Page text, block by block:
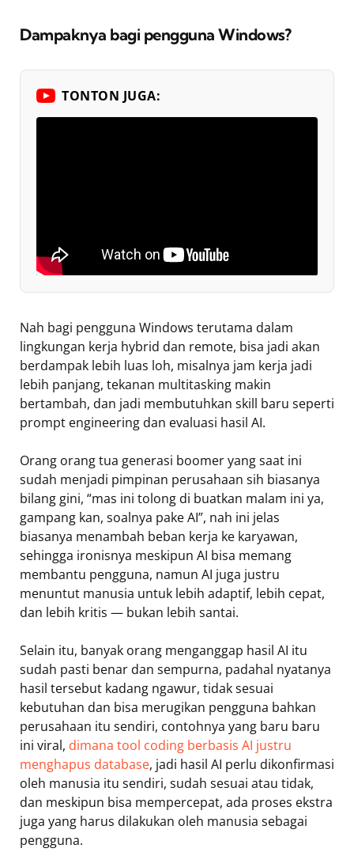
Dampaknya bagi pengguna Windows?
TONTON JUGA:
Nah bagi pengguna Windows terutama dalam
lingkungan kerja hybrid dan remote, bisa jadi akan
berdampak lebih luas loh, misalnya jam kerja jadi
lebih panjang, tekanan multitasking makin
bertambah, dan jadi membutuhkan skill baru seperti
prompt engineering dan evaluasi hasil AI.
Orang orang tua generasi boomer yang saat ini
sudah menjadi pimpinan perusahaan sih biasanya
bilang gini, “mas ini tolong di buatkan malam ini ya,
gampang kan, soalnya pake AI”, nah ini jelas
biasanya menambah beban kerja ke karyawan,
sehingga ironisnya meskipun AI bisa memang
membantu pengguna, namun AI juga justru
menuntut manusia untuk lebih adaptif, lebih cepat,
dan lebih kritis — bukan lebih santai.
Selain itu, banyak orang menganggap hasil AI itu
sudah pasti benar dan sempurna, padahal nyatanya
hasil tersebut kadang ngawur, tidak sesuai
kebutuhan dan bisa merugikan pengguna bahkan
perusahaan itu sendiri, contohnya yang baru baru
ini viral, dimana tool coding berbasis AI justru
menghapus database, jadi hasil AI perlu dikonfirmasi
oleh manusia itu sendiri, sudah sesuai atau tidak,
dan meskipun bisa mempercepat, ada proses ekstra
juga yang harus dilakukan oleh manusia sebagai
pengguna.